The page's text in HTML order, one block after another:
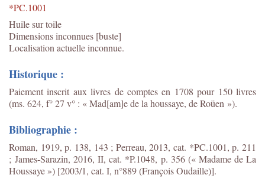
*PC.1001
Huile sur toile
Dimensions inconnues [buste]
Localisation actuelle inconnue.
Historique :
Paiement inscrit aux livres de comptes en 1708 pour 150 livres
(ms. 624, f° 27 v° : « Mad[am]e de la houssaye, de Roüen »).
Bibliographie :
Roman, 1919, p. 138, 143 ; Perreau, 2013, cat. *PC.1001, p. 211
;James-Sarazin, 2016, II, cat. *P.1048, p. 356 (« Madame de La
Houssaye ») [2003/1, cat. I, n°889 (François Oudaille)].